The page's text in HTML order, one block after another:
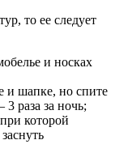
то ее следует
и носках
и шапке, но спите
раза за ночь;
которой